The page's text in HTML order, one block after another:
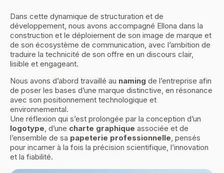
Dans cette dynamique de structuration et de
développement, nous avons accompagné Ellona dans la
construction et le déploiement de son image de marque et
de son écosystème de communication, avec l’ambition de
traduire la technicité de son offre en un discours clair,
lisible et engageant.
Nous avons d’abord travaillé au naming de l’entreprise afin
de poser les bases d’une marque distinctive, en résonance
avec son positionnement technologique et
environnemental.
Une réflexion qui s’est prolongée par la conception d’un
logotype, d’une charte graphique associée et de
l’ensemble de sa papeterie professionnelle, pensés
pour incarner à la fois la précision scientifique, l’innovation
et la fiabilité.